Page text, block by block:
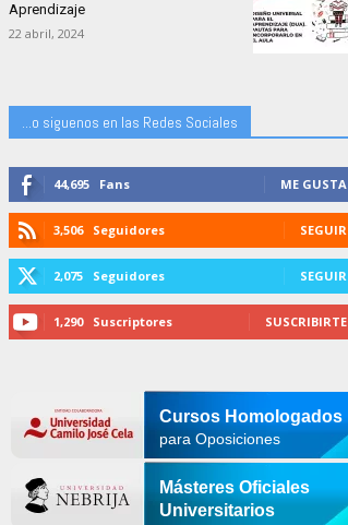
Aprendizaje
22 abril, 2024
...o siguenos en las Redes Sociales
44,695 Fans ME GUSTA
3,506 Seguidores SEGUIR
2,075 Seguidores SEGUIR
1,290 Suscriptores SUSCRIBIRTE
Cursos Homologados
para Oposiciones
Másteres Oficiales
Universitarios